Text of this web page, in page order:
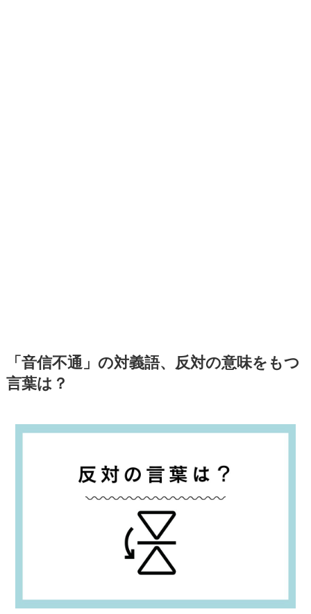
「音信不通」の対義語、反対の意味をもつ
言葉は？